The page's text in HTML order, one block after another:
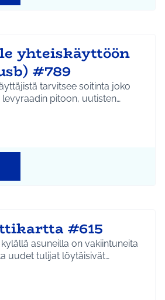
yhteiskäyttöön
#789
tarvitsee soitinta joko
pitoon, uutisten…
mukaan: Kellokoski
#615
asuneilla on vakiintuneita
uudet tulijat löytäisivät…
mukaan: Kellokoski